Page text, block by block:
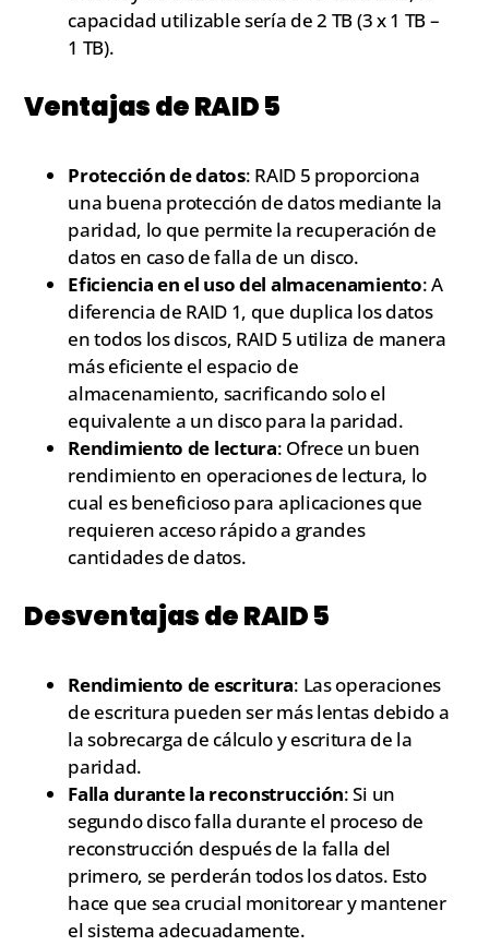
capacidad utilizable sería de 2 TB (3 x 1 TB –
1 TB).
Ventajas de RAID 5
Protección de datos: RAID 5 proporciona
una buena protección de datos mediante la
paridad, lo que permite la recuperación de
datos en caso de falla de un disco.
Eficiencia en el uso del almacenamiento: A
diferencia de RAID 1, que duplica los datos
en todos los discos, RAID 5 utiliza de manera
más eficiente el espacio de
almacenamiento, sacrificando solo el
equivalente a un disco para la paridad.
Rendimiento de lectura: Ofrece un buen
rendimiento en operaciones de lectura, lo
cual es beneficioso para aplicaciones que
requieren acceso rápido a grandes
cantidades de datos.
Desventajas de RAID 5
Rendimiento de escritura: Las operaciones
de escritura pueden ser más lentas debido a
la sobrecarga de cálculo y escritura de la
paridad.
Falla durante la reconstrucción: Si un
segundo disco falla durante el proceso de
reconstrucción después de la falla del
primero, se perderán todos los datos. Esto
hace que sea crucial monitorear y mantener
el sistema adecuadamente.